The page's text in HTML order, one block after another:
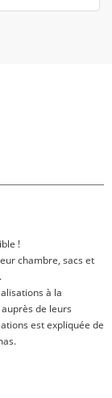
!
chambre, sacs et
à la
de leurs
est expliquée de